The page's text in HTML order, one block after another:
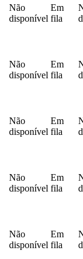
Não
disponível
Em
fila
Não
disponível
Em
fila
Não
disponível
Em
fila
Não
disponível
Em
fila
Não
disponível
Em
fila